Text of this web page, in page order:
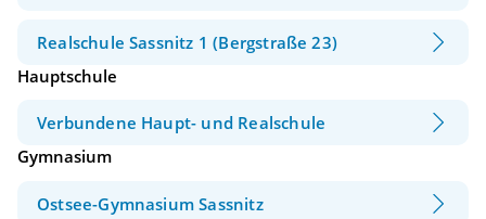
Realschule Sassnitz 1 (Bergstraße 23)
Hauptschule
Verbundene Haupt- und Realschule
Gymnasium
Ostsee-Gymnasium Sassnitz